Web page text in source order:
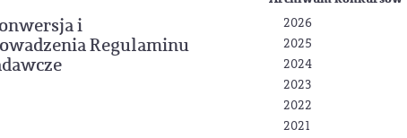
2026
2025
2024
2023
2022
2021
i
Regulaminu